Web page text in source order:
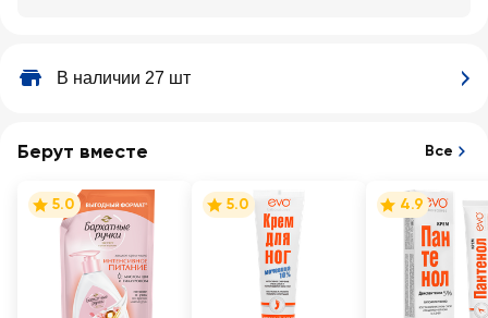
В наличии 27 шт
Берут вместе Все
5.0 5.0 4.9